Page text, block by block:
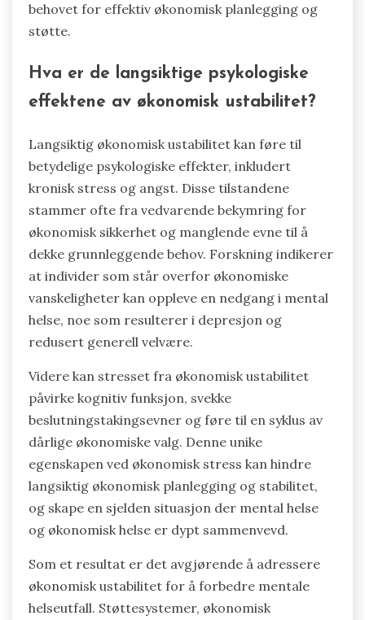
behovet for effektiv økonomisk planlegging og
støtte.
Hva er de langsiktige psykologiske
effektene av økonomisk ustabilitet?
Langsiktig økonomisk ustabilitet kan føre til
betydelige psykologiske effekter, inkludert
kronisk stress og angst. Disse tilstandene
stammer ofte fra vedvarende bekymring for
økonomisk sikkerhet og manglende evne til å
dekke grunnleggende behov. Forskning indikerer
at individer som står overfor økonomiske
vanskeligheter kan oppleve en nedgang i mental
helse, noe som resulterer i depresjon og
redusert generell velvære.
Videre kan stresset fra økonomisk ustabilitet
påvirke kognitiv funksjon, svekke
beslutningstakingsevner og føre til en syklus av
dårlige økonomiske valg. Denne unike
egenskapen ved økonomisk stress kan hindre
langsiktig økonomisk planlegging og stabilitet,
og skape en sjelden situasjon der mental helse
og økonomisk helse er dypt sammenvevd.
Som et resultat er det avgjørende å adressere
økonomisk ustabilitet for å forbedre mentale
helseutfall. Støttesystemer, økonomisk